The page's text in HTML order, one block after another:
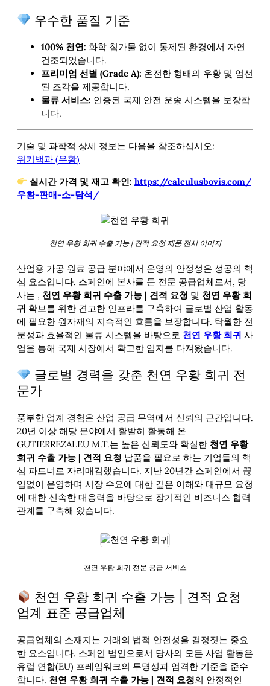
우수한 품질 기준
100% 천연: 화학 첨가물 없이 통제된 환경에서 자연
건조되었습니다.
프리미엄 선별 (Grade A): 온전한 형태의 우황 및 엄선
된 조각을 제공합니다.
물류 서비스: 인증된 국제 안전 운송 시스템을 보장합
니다.
기술 및 과학적 상세 정보는 다음을 참조하십시오:
위키백과 (우황)
실시간 가격 및 재고 확인: https://calculusbovis.com/
우황-판매-소-담석/
천연 우황 희귀 수출 가능 | 견적 요청 제품 전시 이미지
산업용 가공 원료 공급 분야에서 운영의 안정성은 성공의 핵
심 요소입니다. 스페인에 본사를 둔 전문 공급업체로서, 당
사는 , 천연 우황 희귀 수출 가능 | 견적 요청 및 천연 우황 희
귀 확보를 위한 견고한 인프라를 구축하여 글로벌 산업 활동
에 필요한 원자재의 지속적인 흐름을 보장합니다. 탁월한 전
문성과 효율적인 물류 시스템을 바탕으로 천연 우황 희귀 사
업을 통해 국제 시장에서 확고한 입지를 다져왔습니다.
글로벌 경력을 갖춘 천연 우황 희귀 전
문가
풍부한 업계 경험은 산업 공급 무역에서 신뢰의 근간입니다.
20년 이상 해당 분야에서 활발히 활동해 온
GUTIERREZALEU M.T.는 높은 신뢰도와 확실한 천연 우황
희귀 수출 가능 | 견적 요청 납품을 필요로 하는 기업들의 핵
심 파트너로 자리매김했습니다. 지난 20년간 스페인에서 끊
임없이 운영하며 시장 수요에 대한 깊은 이해와 대규모 요청
에 대한 신속한 대응력을 바탕으로 장기적인 비즈니스 협력
관계를 구축해 왔습니다.
천연 우황 희귀 전문 공급 서비스
천연 우황 희귀 수출 가능 | 견적 요청
업계 표준 공급업체
공급업체의 소재지는 거래의 법적 안전성을 결정짓는 중요
한 요소입니다. 스페인 법인으로서 당사의 모든 사업 활동은
유럽 연합(EU) 프레임워크의 투명성과 엄격한 기준을 준수
합니다. 천연 우황 희귀 수출 가능 | 견적 요청의 안정적인